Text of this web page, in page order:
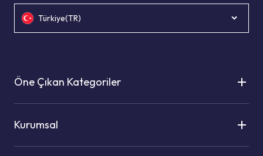
Türkiye(TR)
Öne Çıkan Kategoriler
Kurumsal